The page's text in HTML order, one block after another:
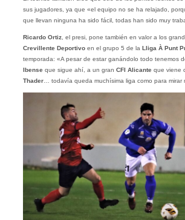
sus jugadores, ya que «el equipo no se ha relajado,
que llevan ninguna ha sido fácil, todas han sido muy
Ricardo Ortiz, el presi, pone también en valor a los
Crevillente Deportivoen el grupo 5 de la Lliga À Punt
temporada: «A pesar de estar ganándolo todo tenemos
Ibenseque sigue ahí, a un gran CFI Alicante que viene
Thader… todavía queda muchísima liga como para mirar